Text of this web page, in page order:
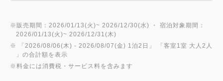
※販売期間：2026/01/13(火)~ 2026/12/30(水) ・ 宿泊対象期間：
2026/01/13(火)~ 2026/12/31(木)
※ 「 2026/08/06(木) - 2026/08/07(金) 1泊2日 」 「客室1室 大人2人
」の合計額を表示
※料金には消費税・サービス料を含みます